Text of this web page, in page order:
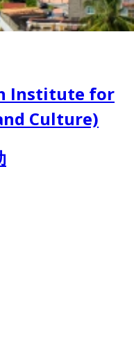
Institute for
Culture)